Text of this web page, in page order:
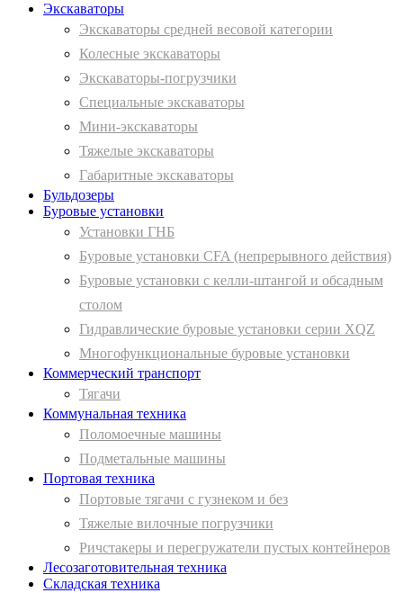
Экскаваторы
Экскаваторы средней весовой категории
Колесные экскаваторы
Экскаваторы-погрузчики
Специальные экскаваторы
Мини-экскаваторы
Тяжелые экскаваторы
Габаритные экскаваторы
Бульдозеры
Буровые установки
Установки ГНБ
Буровые установки CFA (непрерывного действия)
Буровые установки с келли-штангой и обсадным
столом
Гидравлические буровые установки серии XQZ
Многофункциональные буровые установки
Коммерческий транспорт
Тягачи
Коммунальная техника
Поломоечные машины
Подметальные машины
Портовая техника
Портовые тягачи с гузнеком и без
Тяжелые вилочные погрузчики
Ричстакеры и перегружатели пустых контейнеров
Лесозаготовительная техника
Складская техника